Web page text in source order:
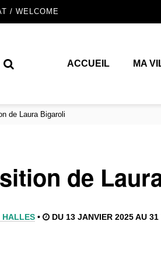
/ WELCOME
ACCUEIL MA
de Laura Bigaroli
de
HALLES• DU 13 JANVIER 2025 AU